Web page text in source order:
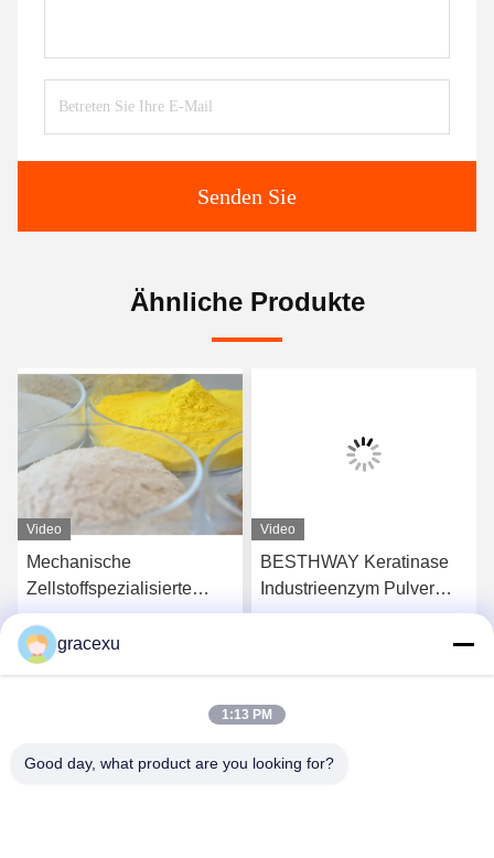
Senden Sie
Ähnliche Produkte
Video
Mechanische
Zellstoffspezialisierte
Enzympulver und -
flüssigkeit ISO9001
Video
BESTHWAY Keratinase
Industrieenzym Pulver
10000-200000U/g
gracexu
1:13 PM
Good day, what product are you looking for?